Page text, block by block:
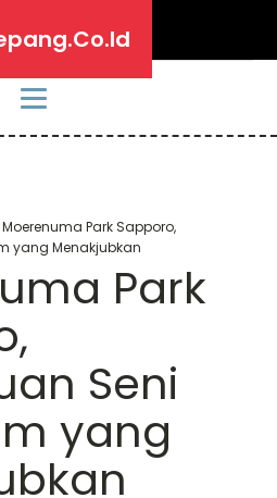
Moerenuma Park Sapporo,
yang Menakjubkan
Park
Seni
yang